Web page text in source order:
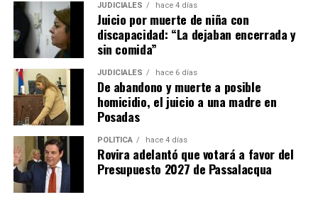
JUDICIALES hace 4 días
Juicio por muerte de niña con
discapacidad: “La dejaban encerrada y
sin comida”
JUDICIALES hace 6 días
De abandono y muerte a posible
homicidio, el juicio a una madre en
Posadas
POLÍTICA hace 4 días
Rovira adelantó que votará a favor del
Presupuesto 2027 de Passalacqua